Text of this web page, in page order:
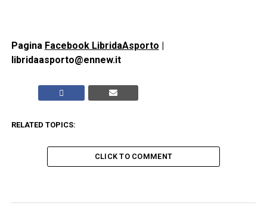
Pagina Facebook LibridaAsporto
libridaasporto@ennew.it
RELATED TOPICS:
CLICK TO COMMENT